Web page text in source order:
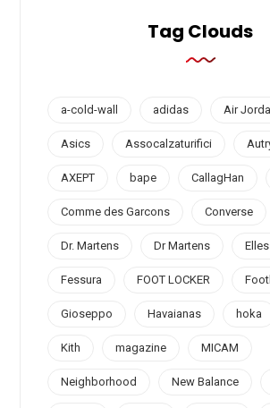
Tag Clouds
a-cold-wall adidas Air
Asics Assocalzaturifici
AXEPT bape CallagHan
Comme des Garcons Converse
Dr. Martens Dr Martens
Fessura FOOT LOCKER
Gioseppo Havaianas hoka
Kith magazine MICAM
Neighborhood New Balance